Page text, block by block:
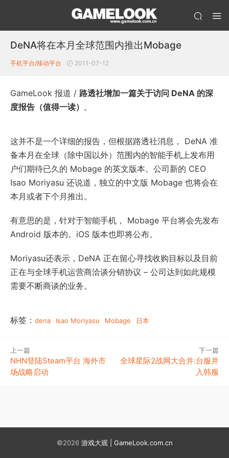
DeNA将在本月全球范围内推出Mobage
手机平台/移动平台 2011-07-12
GameLook 报道 / 路透社增加一篇关于访问 DeNA 的深
度报告（值得一读） 。
这并不是一个详细的报告，但根据路透社消息， DeNA 准
备本月在全球（除中国以外）范围内的智能手机上发布用
户们期待已久的 Mobage 的英文版本。公司新的 CEO
Isao Moriyasu 还说道，独立的中文版 Mobage 也将会在
本月或者下个月推出。
有意思的是，针对于智能手机， Mobage 平台将会先发布
Android 版本的。iOS 版本也即将公布。
Moriyasu还表示，DeNA 正在留心寻找收购目标以及目前
正在与全球手机运营商洽谈分销协议 – 公司达到如此规模
需要不断商谈的业务。
标签： dena Isao Moriyasu Mobage 日本
上一篇
NHN登陆Steam平台 海外市
场战略启动
下一篇
全球星际2战网大合并:台服并
入韩服
©2026 游戏大观 | GameLook.com.cn